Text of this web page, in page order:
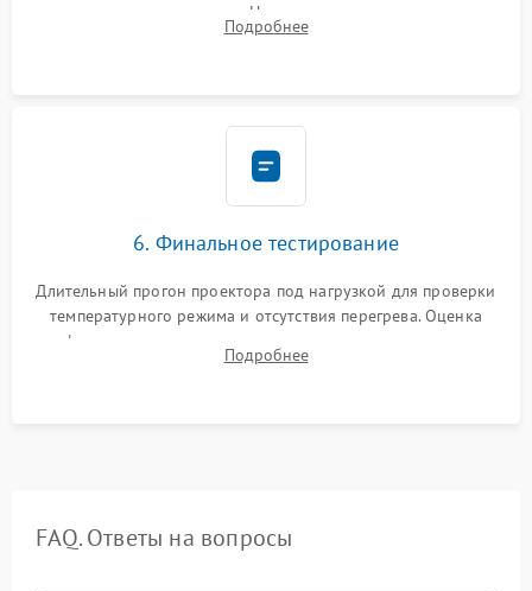
и устранения размытия. Надежное подключение всех
шлейфов, установка датчиков и закрытие корпуса
Подробнее
6. Финальное тестирование
Длительный прогон проектора под нагрузкой для проверки
температурного режима и отсутствия перегрева. Оценка
фокуса, контрастности и цветопередачи на тестовых
таблицах. Проверка работы всех видеовходов и кнопок
Подробнее
FAQ. Ответы на вопросы